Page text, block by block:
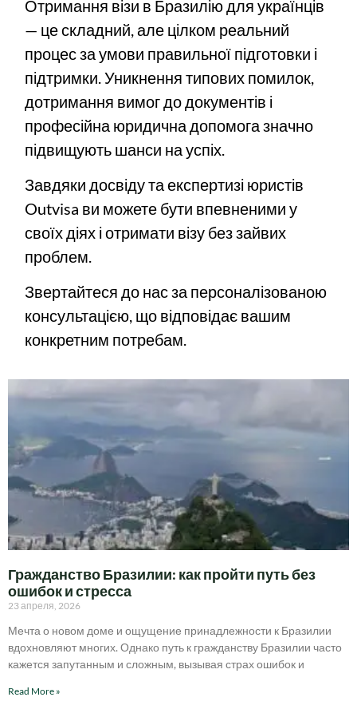
Отримання візи в Бразилію для українців
— це складний, але цілком реальний
процес за умови правильної підготовки і
підтримки. Уникнення типових помилок,
дотримання вимог до документів і
професійна юридична допомога значно
підвищують шанси на успіх.
Завдяки досвіду та експертизі юристів
Outvisa ви можете бути впевненими у
своїх діях і отримати візу без зайвих
проблем.
Звертайтеся до нас за персоналізованою
консультацією, що відповідає вашим
конкретним потребам.
Гражданство Бразилии: как пройти путь без
ошибок и стресса
23 апреля, 2026
Мечта о новом доме и ощущение принадлежности к Бразилии
вдохновляют многих. Однако путь к гражданству Бразилии часто
кажется запутанным и сложным, вызывая страх ошибок и
Read More »